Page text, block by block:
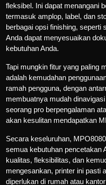
fleksibel. Ini dapat menangani
termasuk amplop, label, dan
berbagai opsi finishing, seperti
Anda dapat menyesuaikan
kebutuhan Anda.
Tapi mungkin fitur yang paling
adalah kemudahan
ramah pengguna, dengan
membuatnya mudah
seorang pro berpengalaman
akan kesulitan mendapatkan
Secara keseluruhan,
semua kebutuhan pencetakan
kualitas, fleksibilitas, dan
mengesankan, printer ini pasti
diperlukan di rumah atau